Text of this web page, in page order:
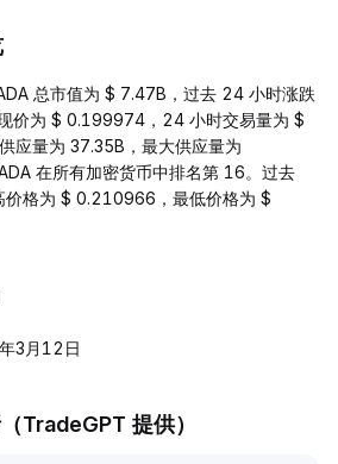
总市值为 $ 7.47B，过去 24 小时涨跌
价为 $ 0.199974，24 小时交易量为 $
应量为 37.35B，最大供应量为
在所有加密货币中排名第 16。过去
价格为 $ 0.210966，最低价格为 $
3月12日
TradeGPT 提供）